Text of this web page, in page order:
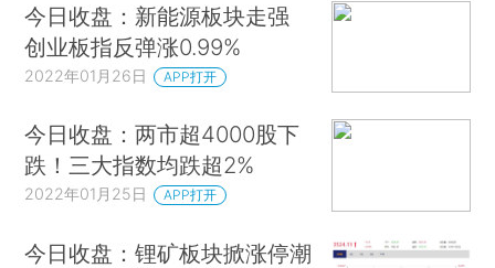
今日收盘：新能源板块走强
创业板指反弹涨0.99%
2022年01月26日 APP打开
今日收盘：两市超4000股下
跌！三大指数均跌超2%
2022年01月25日 APP打开
今日收盘：锂矿板块掀涨停潮